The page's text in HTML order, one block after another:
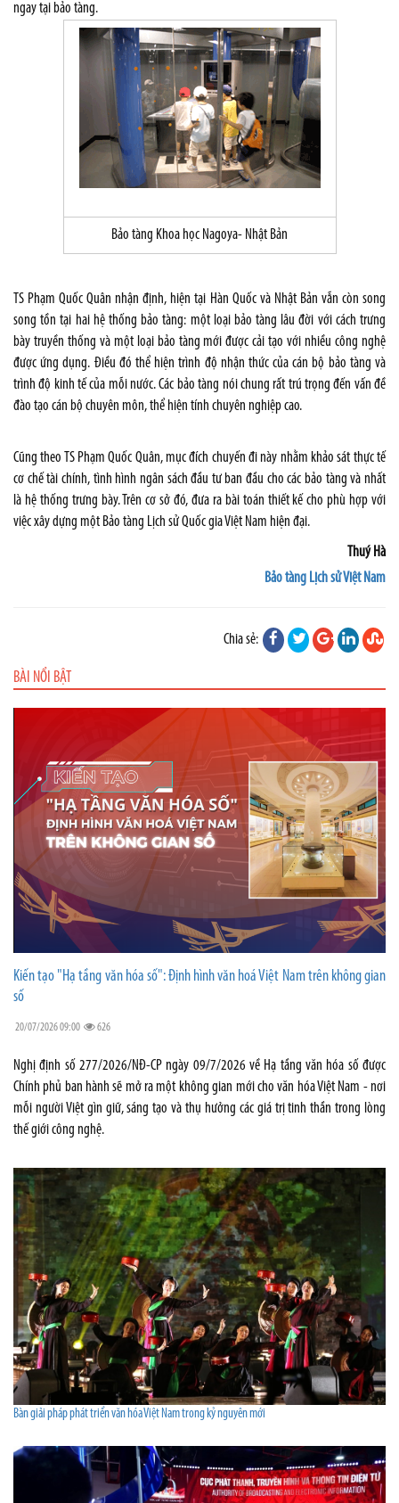
ngay tại bảo tàng.
Bảo tàng Khoa học Nagoya- Nhật Bản
TS Phạm Quốc Quân nhận định, hiện tại Hàn Quốc và Nhật Bản vẫn còn song
song tồn tại hai hệ thống bảo tàng: một loại bảo tàng lâu đời với cách trưng
bày truyền thống và một loại bảo tàng mới được cải tạo với nhiều công nghệ
được ứng dụng. Điều đó thể hiện trình độ nhận thức của cán bộ bảo tàng và
trình độ kinh tế của mỗi nước. Các bảo tàng nói chung rất trú trọng đến vấn đề
đào tạo cán bộ chuyên môn, thể hiện tính chuyên nghiệp cao.
Cũng theo TS Phạm Quốc Quân, mục đích chuyến đi này nhằm khảo sát thực tế
cơ chế tài chính, tình hình ngân sách đầu tư ban đầu cho các bảo tàng và nhất
là hệ thống trưng bày. Trên cơ sở đó, đưa ra bài toán thiết kế cho phù hợp với
việc xây dựng một Bảo tàng Lịch sử Quốc gia Việt Nam hiện đại.
Thuý Hà
Bảo tàng Lịch sử Việt Nam
Chia sẻ:
BÀI NỔI BẬT
Kiến tạo "Hạ tầng văn hóa số": Định hình văn hoá Việt Nam trên không gian
số
20/07/2026 09:00 626
Nghị định số 277/2026/NĐ-CP ngày 09/7/2026 về Hạ tầng văn hóa số được
Chính phủ ban hành sẽ mở ra một không gian mới cho văn hóa Việt Nam - nơi
mỗi người Việt gìn giữ, sáng tạo và thụ hưởng các giá trị tinh thần trong lòng
thế giới công nghệ.
Bàn giải pháp phát triển văn hóa Việt Nam trong kỷ nguyên mới